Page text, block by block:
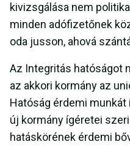
kivizsgálása nem
minden adófizetőnek
oda jusson, ahová
Az Integritás hatóságot
az akkori kormány az
Hatóság érdemi
új kormány ígéretei
hatáskörének érdemi